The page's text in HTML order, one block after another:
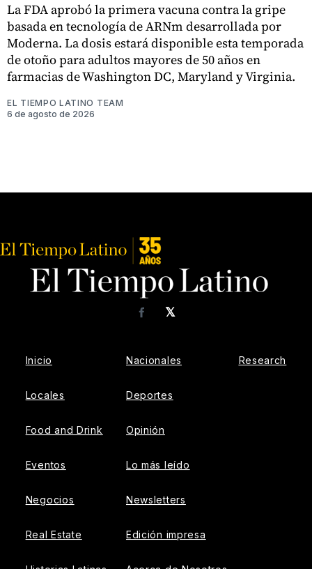
La FDA aprobó la primera vacuna contra la gripe
basada en tecnología de ARNm desarrollada por
Moderna. La dosis estará disponible esta temporada
de otoño para adultos mayores de 50 años en
farmacias de Washington DC, Maryland y Virginia.
EL TIEMPO LATINO TEAM
6 de agosto de 2026
𝕏
Facebook
Inicio
Locales
Food and Drink
Eventos
Negocios
Real Estate
Nacionales
Deportes
Opinión
Lo más leído
Newsletters
Edición impresa
Research